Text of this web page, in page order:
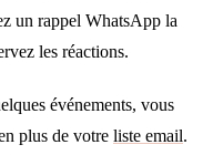
un rappel WhatsApp la
les réactions.
événements, vous
plus de votre liste email.